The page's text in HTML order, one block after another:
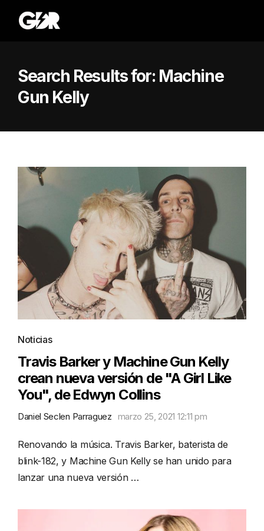
Search Results for: Machine
Gun Kelly
Noticias
Travis Barker y Machine Gun Kelly
crean nueva versión de "A Girl Like
You", de Edwyn Collins
Daniel Seclen Parraguez marzo 25, 2021 12:11 pm
Renovando la música. Travis Barker, baterista de
blink-182, y Machine Gun Kelly se han unido para
lanzar una nueva versión …